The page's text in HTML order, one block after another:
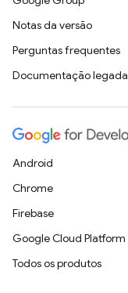
Notas da versão
Perguntas frequentes
Documentação legada
Android
Chrome
Firebase
Google Cloud Platform
Todos os produtos